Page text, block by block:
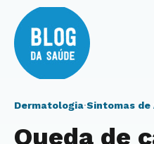
Dermatologia·Sintomas de
Queda de